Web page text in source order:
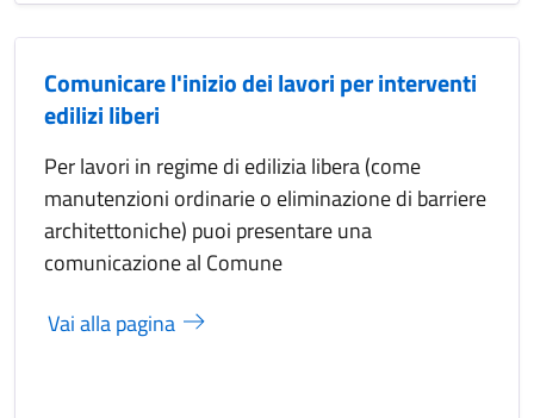
Comunicare l'inizio dei lavori per interventi
edilizi liberi
Per lavori in regime di edilizia libera (come
manutenzioni ordinarie o eliminazione di barriere
architettoniche) puoi presentare una
comunicazione al Comune
Vai alla pagina